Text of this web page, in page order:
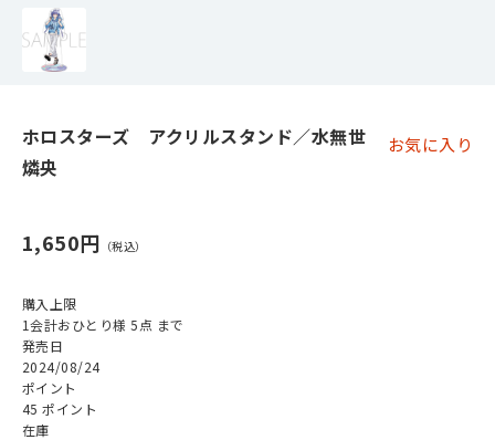
ホロスターズ アクリルスタンド／水無世
燐央
お気に入り
1,650円
購入上限
1会計おひとり様 5点 まで
発売日
2024/08/24
ポイント
45 ポイント
在庫